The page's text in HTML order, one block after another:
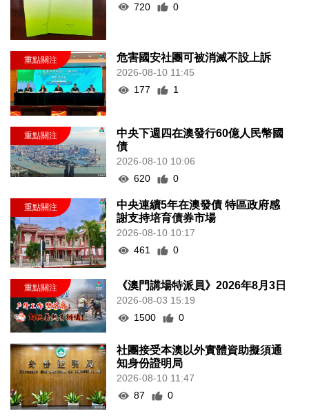
720
0
危害國安社團可被消滅不設上訴
2026-08-10 11:45
177
1
中央下週四在澳發行60億人民幣國
債
2026-08-10 10:06
620
0
中央連續5年在澳發債 特區政府感
謝支持培育債券市場
2026-08-10 10:17
461
0
《澳門講場特派員》2026年8月3日
2026-08-03 15:19
1500
0
社團接受本澳以外實體資助擬須通
知身份證明局
2026-08-10 11:47
87
0